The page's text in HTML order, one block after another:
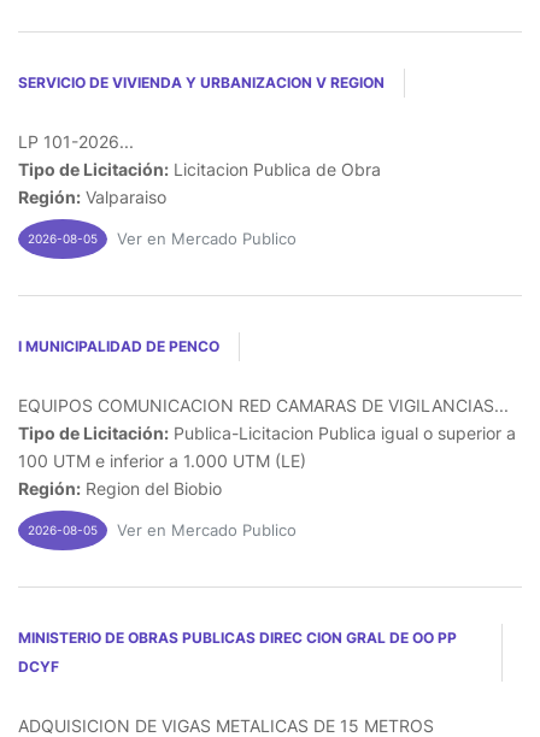
SERVICIO DE VIVIENDA Y URBANIZACION V REGION
LP 101-2026...
Tipo de Licitación: Licitacion Publica de Obra
Región: Valparaiso
2026-08-05 Ver en Mercado Publico
I MUNICIPALIDAD DE PENCO
EQUIPOS COMUNICACION RED CAMARAS DE VIGILANCIAS...
Tipo de Licitación: Publica-Licitacion Publica igual o superior a
100 UTM e inferior a 1.000 UTM (LE)
Región: Region del Biobio
2026-08-05 Ver en Mercado Publico
MINISTERIO DE OBRAS PUBLICAS DIREC CION GRAL DE OO PP
DCYF
ADQUISICION DE VIGAS METALICAS DE 15 METROS